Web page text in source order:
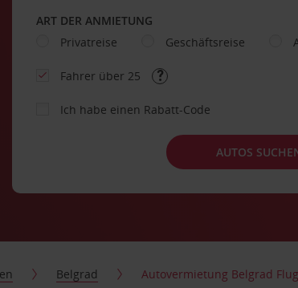
ART DER ANMIETUNG
Privatreise
Geschäftsreise
Fahrer über 25
Ich habe einen Rabatt-Code
AUTOS
Belgrad Autovermietung Belgrad